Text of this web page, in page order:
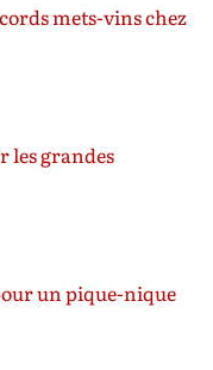
mets-vins chez
les grandes
un pique-nique